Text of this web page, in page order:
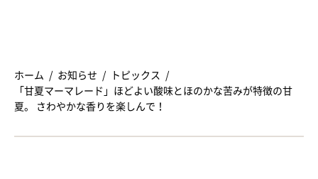
ホーム お知らせ
トピックス
「甘夏マーマレード」ほどよい酸味とほのかな苦みが特徴の甘
夏。 さわやかな香りを楽しんで！